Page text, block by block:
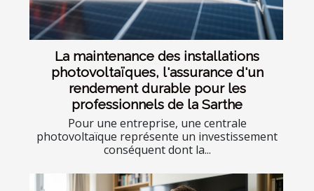
La maintenance des installations
photovoltaïques, l'assurance d'un
rendement durable pour les
professionnels de la Sarthe
Pour une entreprise, une centrale
photovoltaïque représente un investissement
conséquent dont la...